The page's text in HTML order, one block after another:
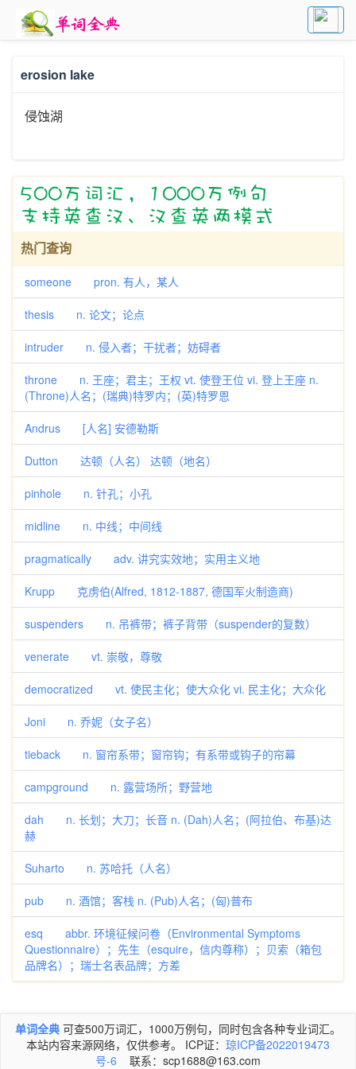
erosion lake
侵蚀湖
热门查询
someone pron. 有人，某人
thesis n. 论文；论点
intruder n. 侵入者；干扰者；妨碍者
throne n. 王座；君主；王权 vt. 使登王位 vi. 登上王座 n.
(Throne)人名；(瑞典)特罗内；(英)特罗恩
Andrus [人名] 安德勒斯
Dutton 达顿（人名） 达顿（地名）
pinhole n. 针孔；小孔
midline n. 中线；中间线
pragmatically adv. 讲究实效地；实用主义地
Krupp 克虏伯(Alfred, 1812-1887, 德国军火制造商)
suspenders n. 吊裤带；裤子背带（suspender的复数）
venerate vt. 崇敬，尊敬
democratized vt. 使民主化；使大众化 vi. 民主化；大众化
Joni n. 乔妮（女子名）
tieback n. 窗帘系带；窗帘钩；有系带或钩子的帘幕
campground n. 露营场所；野营地
dah n. 长划；大刀；长音 n. (Dah)人名；(阿拉伯、布基)达
赫
Suharto n. 苏哈托（人名）
pub n. 酒馆；客栈 n. (Pub)人名；(匈)普布
esq abbr. 环境征候问卷（Environmental Symptoms
Questionnaire）；先生（esquire，信内尊称）；贝索（箱包
品牌名）；瑞士名表品牌；方差
单词全典 可查500万词汇，1000万例句，同时包含各种专业词汇。
本站内容来源网络，仅供参考。 ICP证： 琼ICP备2022019473
号-6 联系：scp1688@163.com